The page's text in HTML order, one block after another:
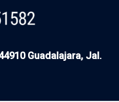
Guadalajara, Jal.